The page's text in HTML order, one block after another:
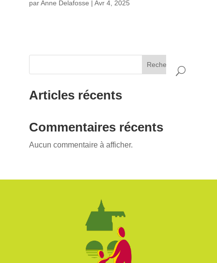
parAnne Delafosse | Avr 4, 2025
Rechercher
Articles récents
Commentaires récents
Aucun commentaire à afficher.